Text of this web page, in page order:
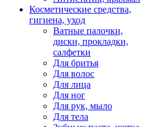
Косметические средства,
гигиена, уход
Ватные палочки,
диски, прокладки,
салфетки
Для бритья
Для волос
Для лица
Для ног
Для рук, мыло
Для тела